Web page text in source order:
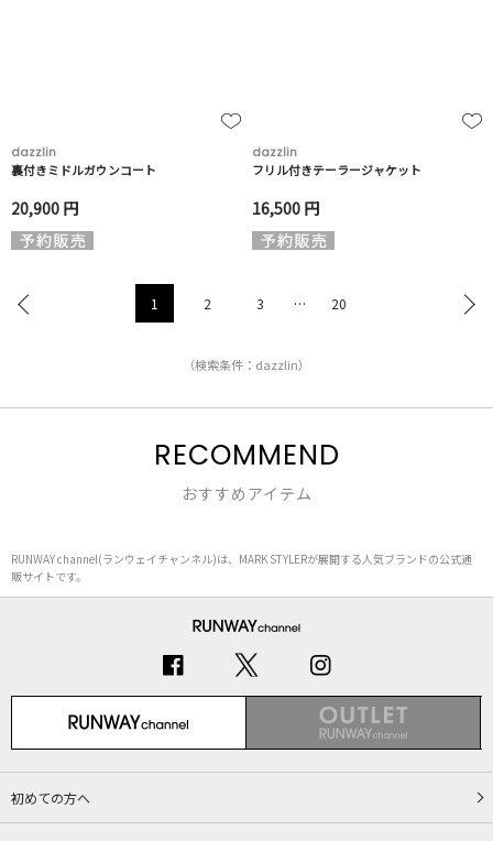
dazzlin
裏付きミドルガウンコート
20,900 円
dazzlin
フリル付きテーラージャケット
16,500 円
1 2 3 … 20
（検索条件：dazzlin）
RECOMMEND
おすすめアイテム
RUNWAY channel(ランウェイチャンネル)は、MARK STYLERが展開する人気ブランドの公式通
販サイトです。
初めての方へ